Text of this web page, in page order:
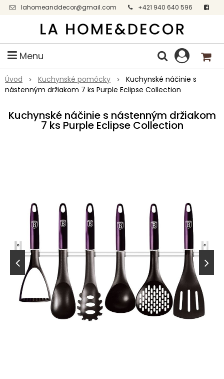
lahomeanddecor@gmail.com
+421 940 640 596
Facebook
Menu
Úvod Kuchynské pomôcky
Kuchynské náčinie s
nástenným držiakom 7 ks Purple Eclipse Collection
Kuchynské náčinie s nástenným držiakom
7 ks Purple Eclipse Collection